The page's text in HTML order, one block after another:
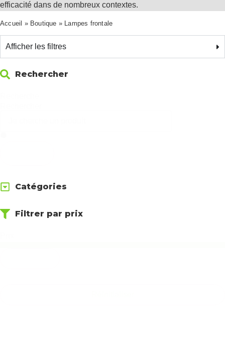
efficacité dans de nombreux contextes.
Accueil » Boutique » Lampes frontale
Afficher les filtres
Rechercher
Catégories
Filtrer par prix